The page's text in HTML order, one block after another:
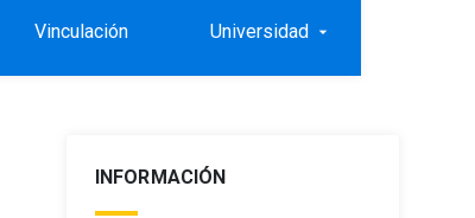
Vinculación Universidad arrow_drop_down
INFORMACIÓN